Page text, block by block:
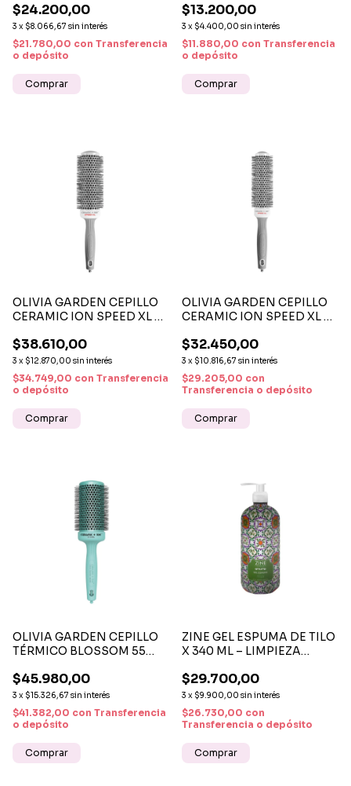
HIALURÓNICO
$24.200,00
3 x $8.066,67 sin interés
$21.780,00 con Transferencia
o depósito
REPARACIÓN E
HIDRATACIÓN INTENSA
PARA RIZOS
$13.200,00
3 x $4.400,00 sin interés
$11.880,00 con Transferencia
o depósito
OLIVIA GARDEN CEPILLO
CERAMIC ION SPEED XL 45
PROFESIONAL DE SECADO
RÁPIDO Y BRILLO
INTENSO
$38.610,00
3 x $12.870,00 sin interés
$34.749,00 con Transferencia
o depósito
OLIVIA GARDEN CEPILLO
CERAMIC ION SPEED XL 35
PROFESIONAL DE SECADO
RÁPIDO Y BRILLO
NATURAL
$32.450,00
3 x $10.816,67 sin interés
$29.205,00 con
Transferencia o depósito
OLIVIA GARDEN CEPILLO
TÉRMICO BLOSSOM 55
PROFESIONAL CERÁMICO
ANTIFRIZZ Y DE VOLUMEN
$45.980,00
3 x $15.326,67 sin interés
$41.382,00 con Transferencia
o depósito
ZINE GEL ESPUMA DE TILO
X 340 ML – LIMPIEZA
REFRESCANTE PARA
TODO TIPO DE PIEL
$29.700,00
3 x $9.900,00 sin interés
$26.730,00 con
Transferencia o depósito